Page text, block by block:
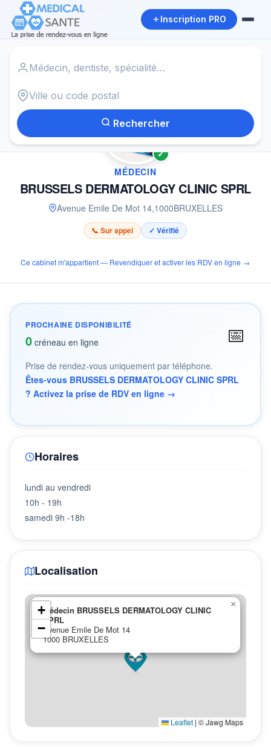
Inscription PRO
Rechercher
BRUSSELS DERMATOLOGY CLINIC SPRL
✓
MÉDECIN
BRUSSELS DERMATOLOGY CLINIC SPRL
Avenue Emile De Mot 14,1000BRUXELLES
📞 Sur appel ✓ Vérifié
Ce cabinet m'appartient — Revendiquer et activer les RDV en ligne →
PROCHAINE DISPONIBILITÉ
0 créneau en ligne 📅
Prise de rendez-vous uniquement par téléphone.
Êtes-vous BRUSSELS DERMATOLOGY CLINIC SPRL
? Activez la prise de RDV en ligne →
Horaires
lundi au vendredi
10h - 19h
samedi 9h -18h
Localisation
Médecin BRUSSELS DERMATOLOGY CLINIC
SPRL
Avenue Emile De Mot 14
1000 BRUXELLES
×
+
−
Leaflet | © Jawg Maps